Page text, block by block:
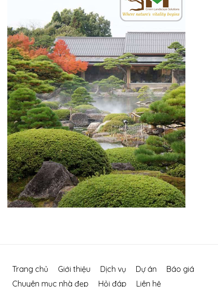
Trang chủ Giới thiệu Dịch vụ Dự án
Báo giá
Chuyên mục nhà đẹp
Hỏi đáp Liên hệ